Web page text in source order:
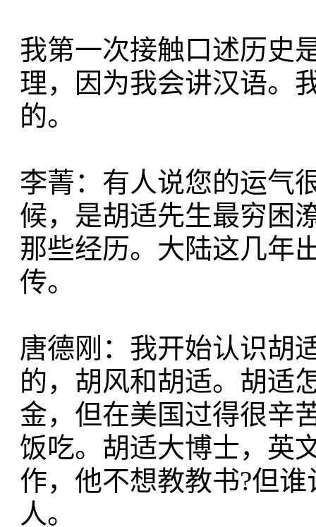
我第一次接触口述历史
理，因为我会讲汉语。
的。
李菁：有人说您的运气
候，是胡适先生最穷困
那些经历。大陆这几年
传。
唐德刚：我开始认识胡
的，胡风和胡适。胡适
金，但在美国过得很辛
饭吃。胡适大博士，英
作，他不想教教书?但
人。